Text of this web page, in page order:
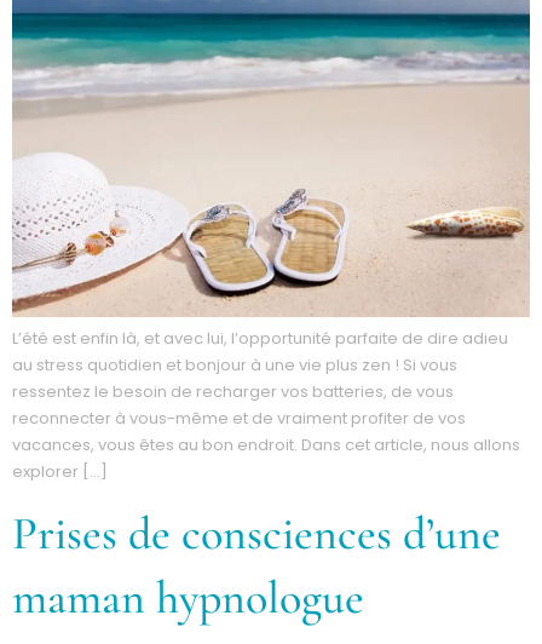
L’été est enfin là, et avec lui, l’opportunité parfaite de dire adieu
au stress quotidien et bonjour à une vie plus zen ! Si vous
ressentez le besoin de recharger vos batteries, de vous
reconnecter à vous-même et de vraiment profiter de vos
vacances, vous êtes au bon endroit. Dans cet article, nous allons
explorer […]
Prises de consciences d’une
maman hypnologue